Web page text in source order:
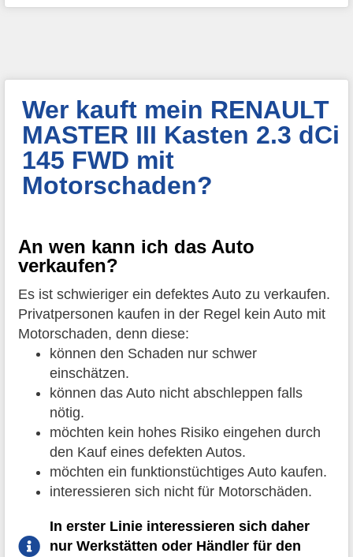
Wer kauft mein RENAULT
MASTER III Kasten 2.3 dCi
145 FWD mit
Motorschaden?
An wen kann ich das Auto
verkaufen?
Es ist schwieriger ein defektes Auto zu verkaufen.
Privatpersonen kaufen in der Regel kein Auto mit
Motorschaden, denn diese:
können den Schaden nur schwer
einschätzen.
können das Auto nicht abschleppen falls
nötig.
möchten kein hohes Risiko eingehen durch
den Kauf eines defekten Autos.
möchten ein funktionstüchtiges Auto kaufen.
interessieren sich nicht für Motorschäden.
In erster Linie interessieren sich daher
nur Werkstätten oder Händler für den